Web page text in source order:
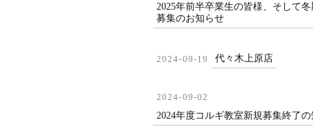
2025年前半卒業生の皆様、そして
募集のお知らせ
2024-09-19 代々木上原店
2024-09-02
2024年度コルギ教室新規募集終了